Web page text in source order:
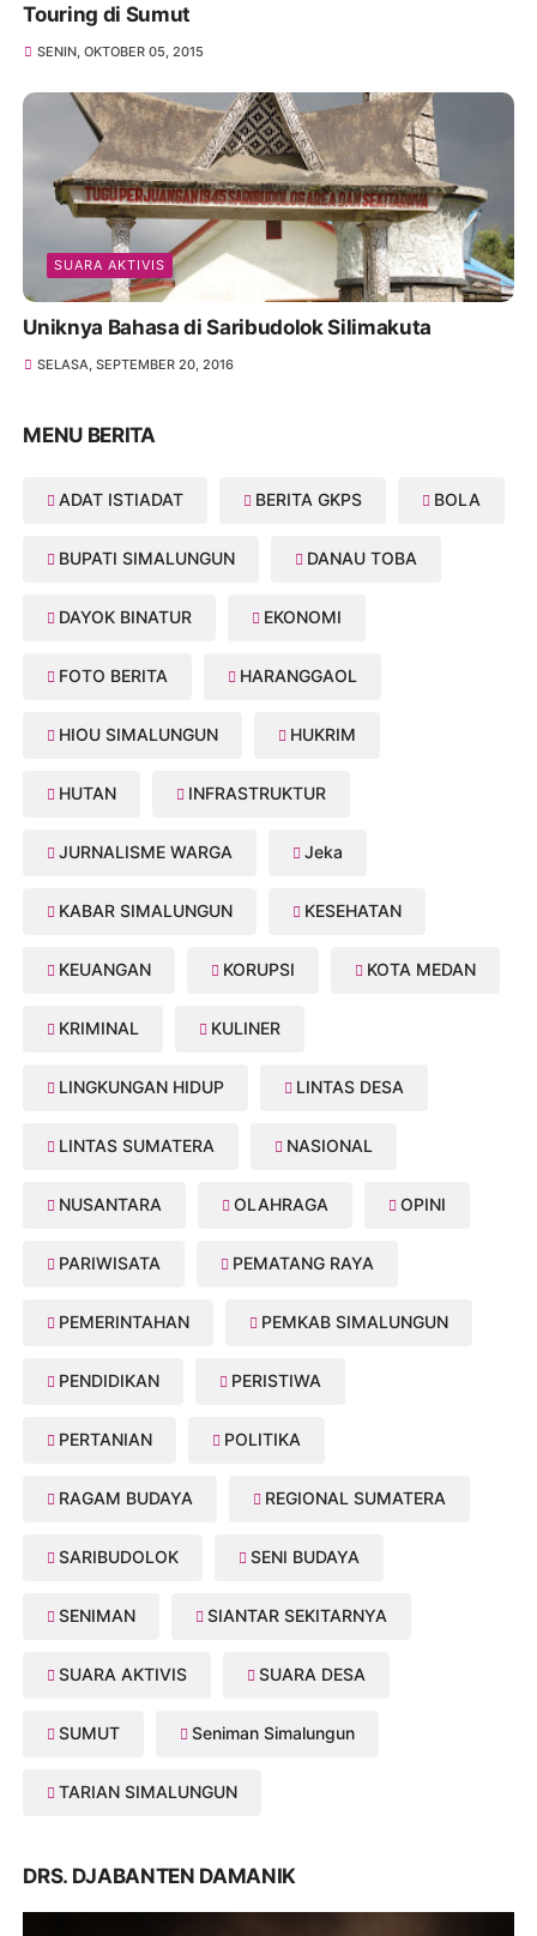
Touring di Sumut
SENIN, OKTOBER 05, 2015
SUARA AKTIVIS
Uniknya Bahasa di Saribudolok Silimakuta
SELASA, SEPTEMBER 20, 2016
MENU BERITA
ADAT ISTIADAT BERITA GKPS BOLA
BUPATI SIMALUNGUN DANAU TOBA
DAYOK BINATUR EKONOMI
FOTO BERITA HARANGGAOL
HIOU SIMALUNGUN HUKRIM
HUTAN INFRASTRUKTUR
JURNALISME WARGA Jeka
KABAR SIMALUNGUN KESEHATAN
KEUANGAN KORUPSI KOTA MEDAN
KRIMINAL KULINER
LINGKUNGAN HIDUP LINTAS DESA
LINTAS SUMATERA NASIONAL
NUSANTARA OLAHRAGA OPINI
PARIWISATA PEMATANG RAYA
PEMERINTAHAN PEMKAB SIMALUNGUN
PENDIDIKAN PERISTIWA
PERTANIAN POLITIKA
RAGAM BUDAYA REGIONAL SUMATERA
SARIBUDOLOK SENI BUDAYA
SENIMAN SIANTAR SEKITARNYA
SUARA AKTIVIS SUARA DESA
SUMUT Seniman Simalungun
TARIAN SIMALUNGUN
DRS. DJABANTEN DAMANIK